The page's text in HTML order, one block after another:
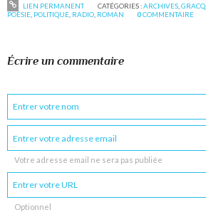
LIEN PERMANENT CATÉGORIES :ARCHIVES, GRACQ,
POÉSIE POLITIQUE RADIO ROMAN 0COMMENTAIRE
Écrire un commentaire
Votre adresse email ne sera pas publiée
Optionnel